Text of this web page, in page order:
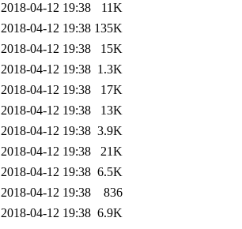
2018-04-12 19:38
11K
2018-04-12 19:38 135K
2018-04-12 19:38
15K
2018-04-12 19:38 1.3K
2018-04-12 19:38
17K
2018-04-12 19:38
13K
2018-04-12 19:38 3.9K
2018-04-12 19:38
21K
2018-04-12 19:38 6.5K
2018-04-12 19:38
836
2018-04-12 19:38 6.9K